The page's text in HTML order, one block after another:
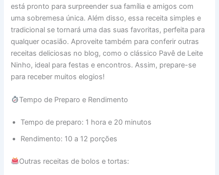
está pronto para surpreender sua família e amigos com
uma sobremesa única. Além disso, essa receita simples e
tradicional se tornará uma das suas favoritas, perfeita para
qualquer ocasião. Aproveite também para conferir outras
receitas deliciosas no blog, como o clássico Pavê de Leite
Ninho, ideal para festas e encontros. Assim, prepare-se
para receber muitos elogios!
Tempo de Preparo e Rendimento
Tempo de preparo: 1 hora e 20 minutos
Rendimento: 10 a 12 porções
Outras receitas de bolos e tortas: